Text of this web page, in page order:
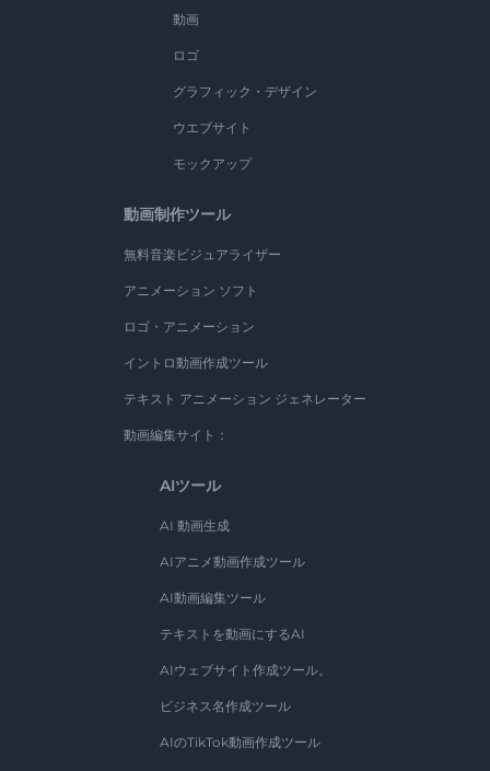
動画
ロゴ
グラフィック・デザイン
ウエブサイト
モックアップ
動画制作ツール
無料音楽ビジュアライザー
アニメーション ソフト
ロゴ・アニメーション
イントロ動画作成ツール
テキスト アニメーション ジェネレーター
動画編集サイト：
AIツール
AI 動画生成
AIアニメ動画作成ツール
AI動画編集ツール
テキストを動画にするAI
AIウェブサイト作成ツール。
ビジネス名作成ツール
AIのTikTok動画作成ツール